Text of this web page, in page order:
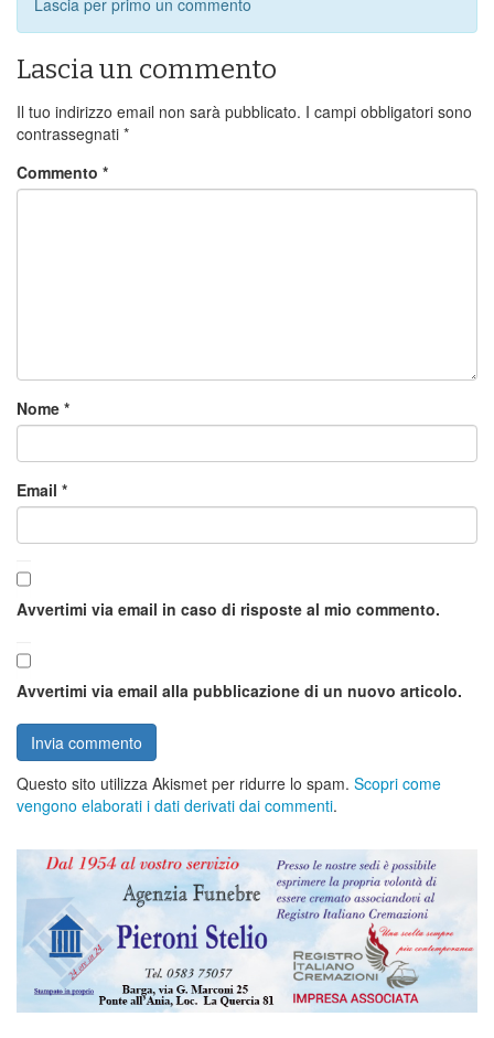
Lascia un commento
Il tuo indirizzo email non sarà pubblicato. I campi obbligatori sono
contrassegnati *
Commento *
Nome *
Email *
Avvertimi via email in caso di risposte al mio commento.
Avvertimi via email alla pubblicazione di un nuovo articolo.
Questo sito utilizza Akismet per ridurre lo spam. Scopri come
vengono elaborati i dati derivati dai commenti.